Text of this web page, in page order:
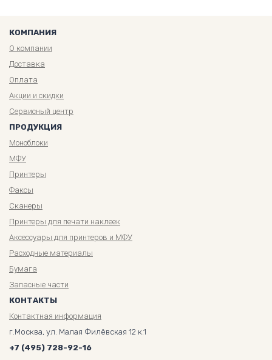
КОМПАНИЯ
О компании
Доставка
Оплата
Акции и скидки
Сервисный центр
ПРОДУКЦИЯ
Моноблоки
МФУ
Принтеры
Факсы
Сканеры
Принтеры для печати наклеек
Аксессуары для принтеров и МФУ
Расходные материалы
Бумага
Запасные части
КОНТАКТЫ
Контактная информация
г.Москва, ул. Малая Филёвская 12 к.1
+7 (495) 728-92-16